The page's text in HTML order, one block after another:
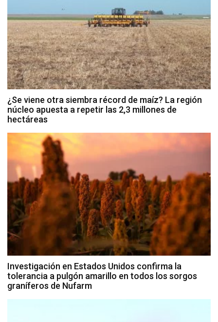
¿Se viene otra siembra récord de maíz? La región
núcleo apuesta a repetir las 2,3 millones de
hectáreas
Investigación en Estados Unidos confirma la
tolerancia a pulgón amarillo en todos los sorgos
graníferos de Nufarm